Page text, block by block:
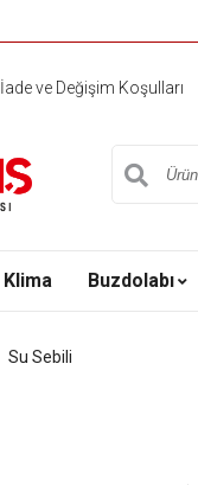
İade ve Değişim Koşulları
Klima Buzdolabı
Su Sebili